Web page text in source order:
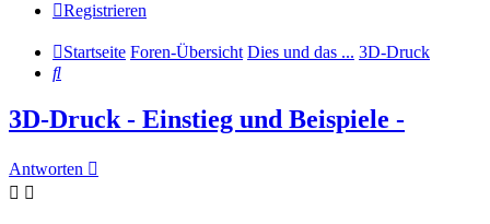
Registrieren
Startseite Foren-Übersicht Dies und das ... 3D-Druck
Suche
3D-Druck - Einstieg und Beispiele -
Antworten